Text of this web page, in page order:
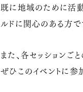
既に地域のために活
ルドに関心のある方で
また、各セッションご
ぜひこのイベントに参